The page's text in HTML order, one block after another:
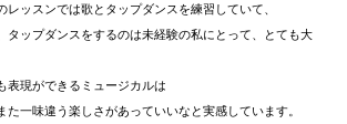
レッスンでは歌とタップダンスを練習していて、
タップダンスをするのは未経験の私にとって、とても大
表現ができるミュージカルは
た一味違う 楽しさがあっていいなと実感しています。